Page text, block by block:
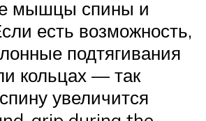
мышцы спины и
есть возможность,
подтягивания
кольцах — так
увеличится